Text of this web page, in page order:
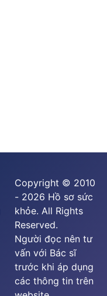
Copyright © 2010
- 2026 Hồ sơ sức
khỏe. All Rights
Reserved.
Người đọc nên tư
vấn với Bác sĩ
trước khi áp dụng
các thông tin trên